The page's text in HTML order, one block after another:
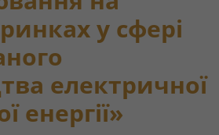
у сфері
електричної
енергії»